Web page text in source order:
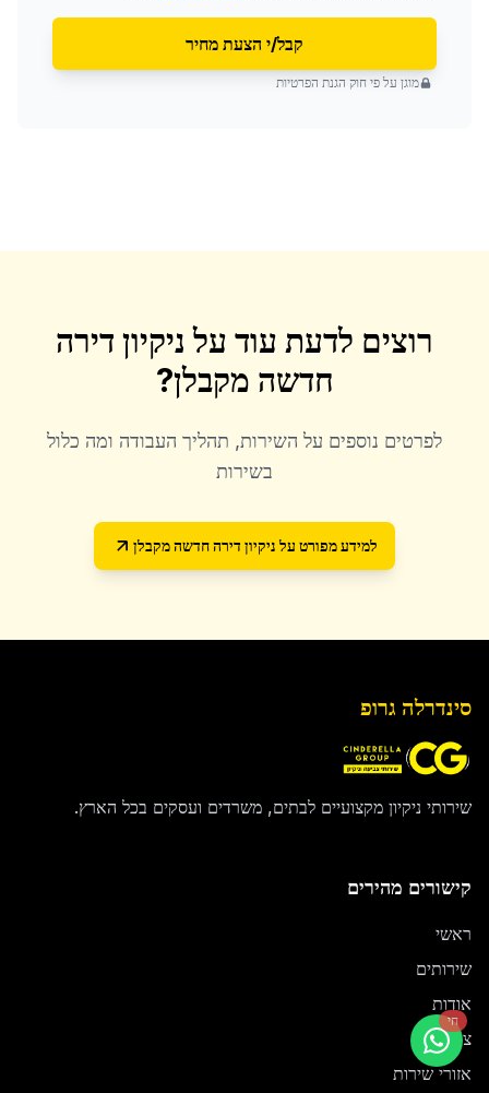
קבל/י הצעת מחיר
מוגן על פי חוק הגנת הפרטיות
רוצים לדעת עוד על ניקיון דירה
חדשה מקבלן?
לפרטים נוספים על השירות, תהליך העבודה ומה כלול
בשירות
למידע מפורט על ניקיון דירה חדשה מקבלן
סינדרלה גרופ
שירותי ניקיון מקצועיים לבתים, משרדים ועסקים בכל הארץ.
קישורים מהירים
ראשי
שירותים
אודות
צור קשר
אזורי שירות
חי